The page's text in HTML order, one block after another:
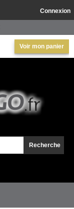
Recherche
Connexion
Voir mon panier